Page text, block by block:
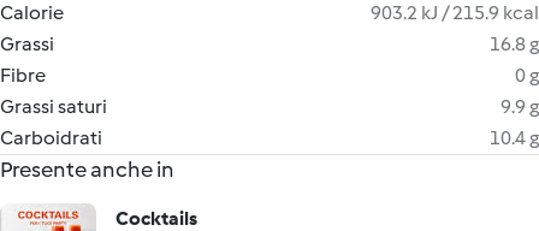
Calorie
903.2 kJ / 215.9 kcal
Grassi
16.8 g
Fibre
0 g
Grassi saturi
9.9 g
Carboidrati
10.4 g
Presente anche in
Cocktails